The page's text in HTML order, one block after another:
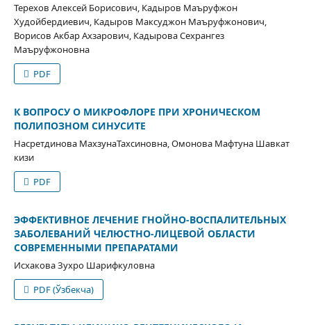
Терехов Алексей Борисович, Кадыров Маъруфжон
Худойбердиевич, Кадыров Максуджон Маъруфжонович,
Ворисов Акбар Ахзарович, Кадырова Сехрангез
Маъруфжоновна
PDF
К ВОПРОСУ О МИКРОФЛОРЕ ПРИ ХРОНИЧЕСКОМ
ПОЛИПОЗНОМ СИНУСИТЕ
Насретдинова МахзунаТахсиновна, Омонова Мафтуна Шавкат
кизи
PDF
ЭФФЕКТИВНОЕ ЛЕЧЕНИЕ ГНОЙНО-ВОСПАЛИТЕЛЬНЫХ
ЗАБОЛЕВАНИЙ ЧЕЛЮСТНО-ЛИЦЕВОЙ ОБЛАСТИ
СОВРЕМЕННЫМИ ПРЕПАРАТАМИ
Исхакова Зухро Шарифкуловна
PDF (Ўзбекча)